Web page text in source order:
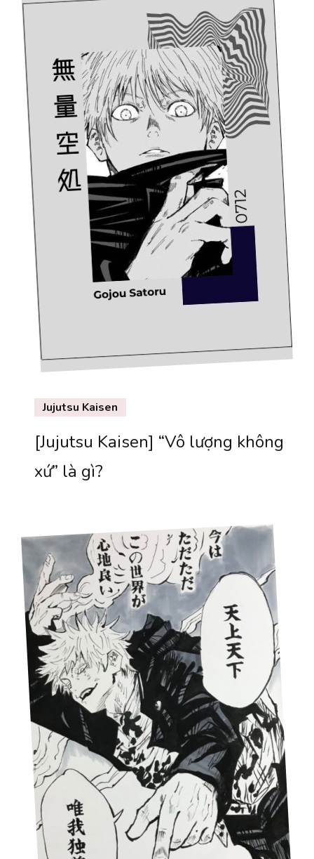
Jujutsu Kaisen
[Jujutsu Kaisen] “Vô lượng không
xứ” là gì?